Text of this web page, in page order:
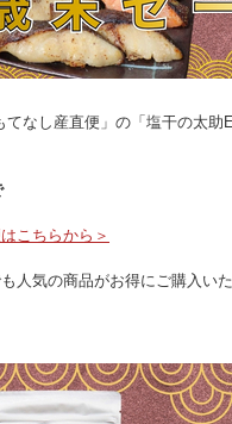
てなし産直便」の「塩干の太
こちらから＞
人気の商品がお得にご購入い